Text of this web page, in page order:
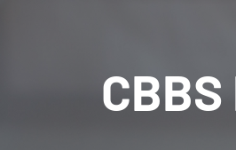
CBBS